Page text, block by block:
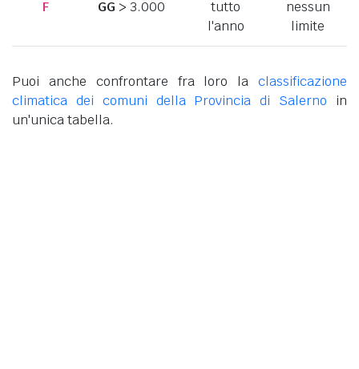
F GG > 3.000
tutto
l'anno
nessun
limite
Puoi anche confrontare fra loro la classificazione
climatica dei comuni della Provincia di Salerno in
un'unica tabella.